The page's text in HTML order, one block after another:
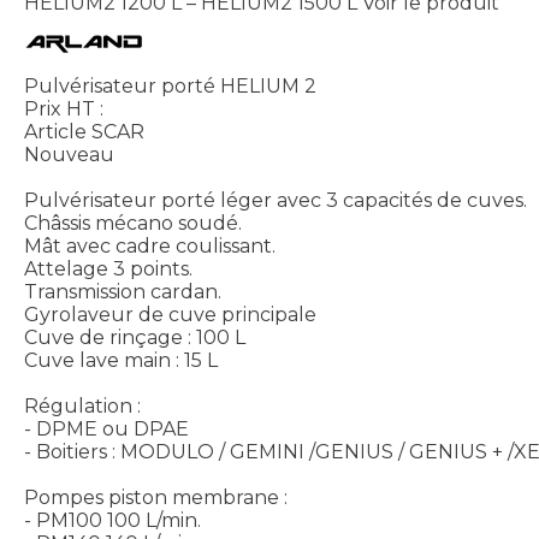
Pulvérisateur porté HELIUM 2
Prix HT :
Article SCAR
Nouveau
Pulvérisateur porté léger avec 3 capacités de cuves.
Châssis mécano soudé.
Mât avec cadre coulissant.
Attelage 3 points.
Transmission cardan.
Gyrolaveur de cuve principale
Cuve de rinçage : 100 L
Cuve lave main : 15 L
Régulation :
- DPME ou DPAE
- Boitiers : MODULO / GEMINI /GENIUS / GENIUS + /
Pompes piston membrane :
- PM100 100 L/min.